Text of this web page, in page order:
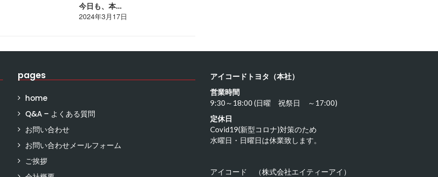
今日も、本…
2024年3月17日
pages
home
Q&A – よくある質問
お問い合わせ
お問い合わせメールフォーム
ご挨拶
アイコードトヨタ（本社）
営業時間
9:30～18:00 (日曜 祝祭日 ～17:00)
定休日
Covid19(新型コロナ)対策のため
水曜日・日曜日は休業致します。
アイコード （株式会社エイティーアイ）